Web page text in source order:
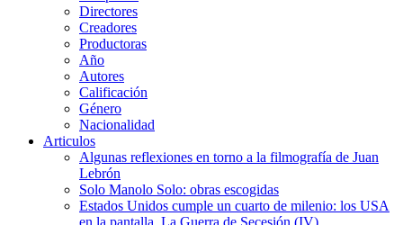
Directores
Creadores
Productoras
Año
Autores
Calificación
Género
Nacionalidad
Articulos
Algunas reflexiones en torno a la filmografía de Juan
Lebrón
Solo Manolo Solo: obras escogidas
Estados Unidos cumple un cuarto de milenio: los USA
en la pantalla. La Guerra de Secesión (IV)